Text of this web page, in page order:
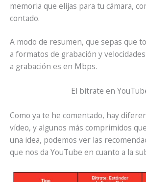
memoria que elijas para tu cámara,
contado.
A modo de resumen, que sepas que
a formatos de grabación y
a grabación es en Mbps.
El bitrate en
Como ya te he comentado, hay
vídeo, y algunos más comprimidos
una idea, podemos ver las
que nos da YouTube en cuanto a la